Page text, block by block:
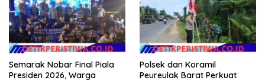
Semarak Nobar Final Piala
Presiden 2026, Warga
Polsek dan Koramil
Peureulak Barat Perkuat